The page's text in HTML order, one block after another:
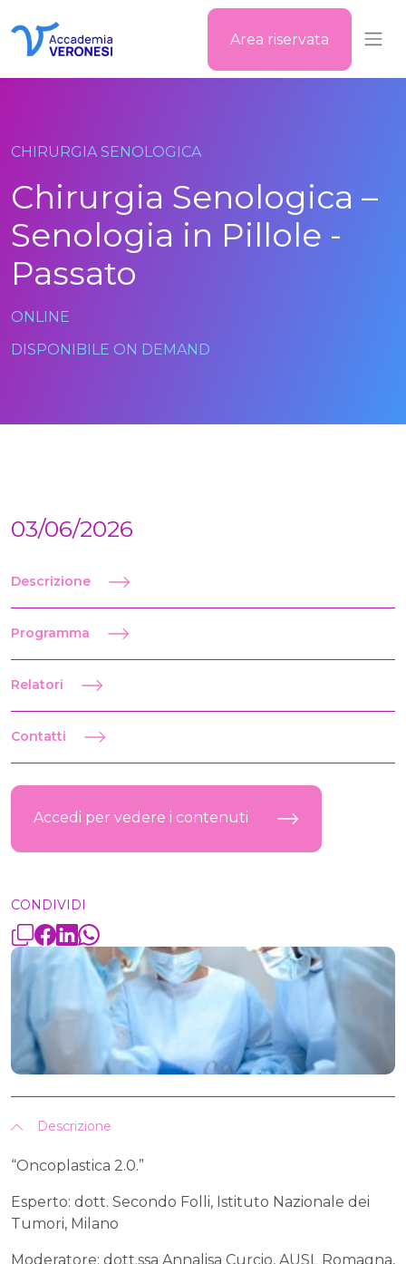
Area riservata
CHIRURGIA SENOLOGICA
Chirurgia Senologica –
Senologia in Pillole -
Passato
ONLINE
DISPONIBILE ON DEMAND
03/06/2026
Descrizione
Programma
Relatori
Contatti
Accedi per vedere i contenuti
CONDIVIDI
Descrizione
“Oncoplastica 2.0.”
Esperto: dott. Secondo Folli, Istituto Nazionale dei
Tumori, Milano
Moderatore: dott.ssa Annalisa Curcio, AUSL Romagna,